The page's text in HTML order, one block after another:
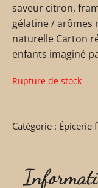
saveur citron,
gélatine / arômes
naturelle Carton
enfants imaginé
Rupture de stock
Catégorie : Épicerie